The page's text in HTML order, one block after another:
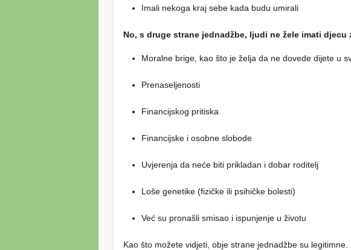
Imali nekoga kraj sebe kada budu umirali
No, s druge strane jednadžbe, ljudi ne žele imati djecu
Moralne brige, kao što je želja da ne dovede dijete u
Prenaseljenosti
Financijskog pritiska
Financijske i osobne slobode
Uvjerenja da neće biti prikladan i dobar roditelj
Loše genetike (fizičke ili psihičke bolesti)
Već su pronašli smisao i ispunjenje u životu
Kao što možete vidjeti, obje strane jednadžbe su